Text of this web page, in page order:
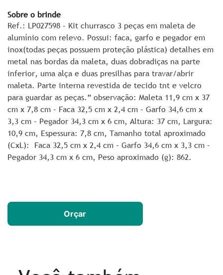
Sobre o brinde
Ref.: LP027598 – Kit churrasco 3 peças em maleta de
alumínio com relevo. Possui: faca, garfo e pegador em
inox(todas peças possuem proteção plástica) detalhes em
metal nas bordas da maleta, duas dobradiças na parte
inferior, uma alça e duas presilhas para travar/abrir
maleta. Parte interna revestida de tecido tnt e velcro
para guardar as peças.” observação: Maleta 11,9 cm x 37
cm x 7,8 cm – Faca 32,5 cm x 2,4 cm – Garfo 34,6 cm x
3,3 cm – Pegador 34,3 cm x 6 cm, Altura: 37 cm, Largura:
10,9 cm, Espessura: 7,8 cm, Tamanho total aproximado
(CxL): Faca 32,5 cm x 2,4 cm – Garfo 34,6 cm x 3,3 cm –
Pegador 34,3 cm x 6 cm, Peso aproximado (g): 862.
Orçar